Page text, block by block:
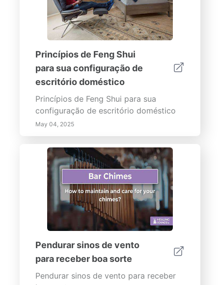
Princípios de Feng Shui
para sua configuração de
escritório doméstico
Princípios de Feng Shui para sua
configuração de escritório doméstico
May 04, 2025
Pendurar sinos de vento
para receber boa sorte
Pendurar sinos de vento para receber